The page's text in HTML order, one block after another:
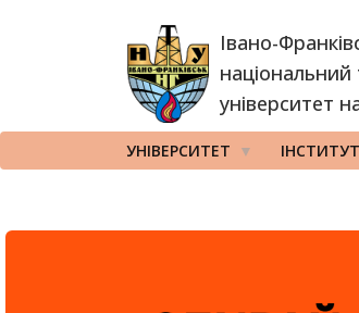
Івано-
національний
університет
УНІВЕРСИТЕТ